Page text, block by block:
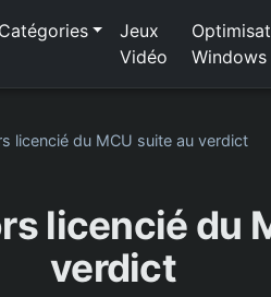
Catégories
Jeux
Vidéo
Windows
licencié du MCU suite au verdict
licencié du
verdict